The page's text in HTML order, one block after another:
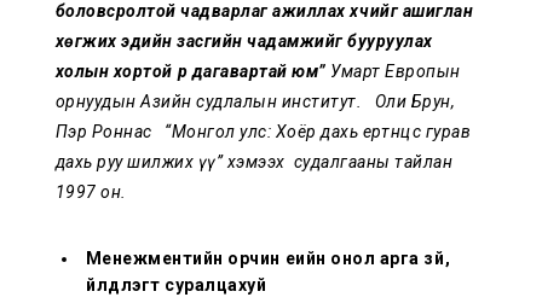
боловсролтой чадварлаг ажиллах хүчийг ашиглан
хөгжих эдийн засгийн чадамжийг бууруулах
холын хортой үр дагавартай юм” Умарт Европын
орнуудын Азийн судлалын институт. Оли Брун,
Пэр Роннас “Монгол улс: Хоёр дахь ертөнцөөс гурав
дахь руу шилжих үү” хэмээх судалгааны тайлан
1997 он.
Менежментийн орчин үеийн онол арга зүй,
үйлдлэгт суралцахуй